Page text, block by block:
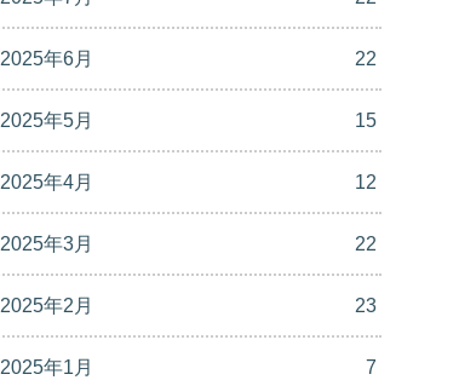
2025年6月 22
2025年5月 15
2025年4月 12
2025年3月 22
2025年2月 23
2025年1月 7